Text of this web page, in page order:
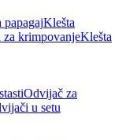
papagajKlešta
za krimpovanjeKlešta
Odvijač za
u setu